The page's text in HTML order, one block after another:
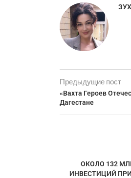
Предыдущие пост
«Вахта Героев
Дагестане
ОКОЛО 132
ИНВЕСТИЦИЙ